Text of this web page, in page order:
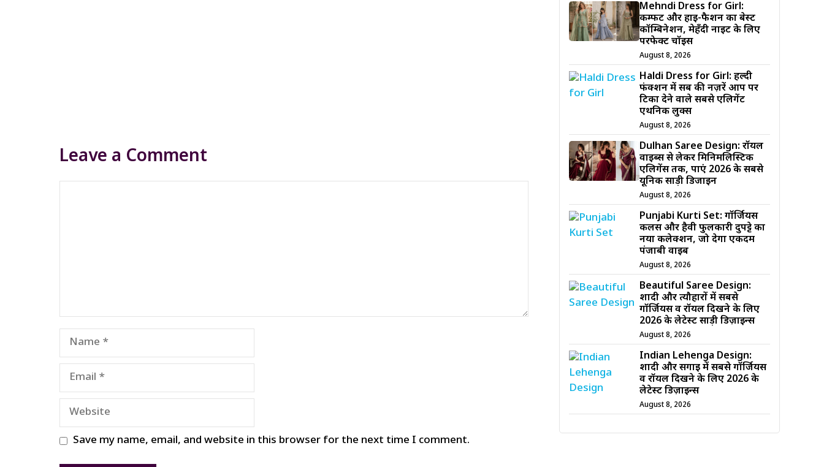
Leave a Comment
Name
Email
Website
Save my name, email, and website in this browser for the next time I comment.
Mehndi Dress for Girl:
कम्फर्ट और हाई-फैशन का बेस्ट
कॉम्बिनेशन, मेहँदी नाइट के लिए
परफेक्ट चॉइस
August 8, 2026
Haldi Dress for Girl: हल्दी
फंक्शन में सब की नज़रें आप पर
टिका देने वाले सबसे एलिगेंट
एथनिक लुक्स
August 8, 2026
Dulhan Saree Design: रॉयल
वाइब्स से लेकर मिनिमलिस्टिक
एलिगेंस तक, पाएं 2026 के सबसे
यूनिक साड़ी डिजाईन
August 8, 2026
Punjabi Kurti Set: गॉर्जियस
कलर्स और हैवी फुलकारी दुपट्टे का
नया कलेक्शन, जो देगा एकदम
पंजाबी वाइब
August 8, 2026
Beautiful Saree Design:
शादी और त्यौहारों में सबसे
गॉर्जियस व रॉयल दिखने के लिए
2026 के लेटेस्ट साड़ी डिज़ाइन्स
August 8, 2026
Indian Lehenga Design:
शादी और सगाई में सबसे गॉर्जियस
व रॉयल दिखने के लिए 2026 के
लेटेस्ट डिज़ाइन्स
August 8, 2026